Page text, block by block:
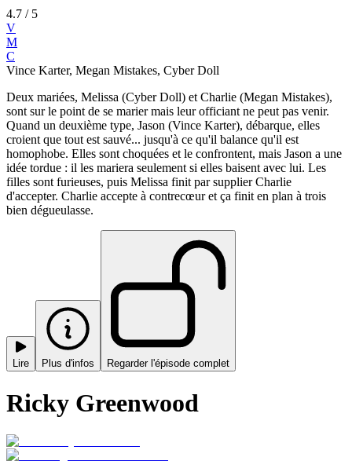
4.7 / 5
V
M
C
Vince Karter, Megan Mistakes, Cyber Doll
Deux mariées, Melissa (Cyber Doll) et Charlie (Megan Mistakes),
sont sur le point de se marier mais leur officiant ne peut pas venir.
Quand un deuxième type, Jason (Vince Karter), débarque, elles
croient que tout est sauvé... jusqu'à ce qu'il balance qu'il est
homophobe. Elles sont choquées et le confrontent, mais Jason a une
idée tordue : il les mariera seulement si elles baisent avec lui. Les
filles sont furieuses, puis Melissa finit par supplier Charlie
d'accepter. Charlie accepte à contrecœur et ça finit en plan à trois
bien dégueulasse.
Lire Plus d'infos Regarder l'épisode complet
Ricky Greenwood